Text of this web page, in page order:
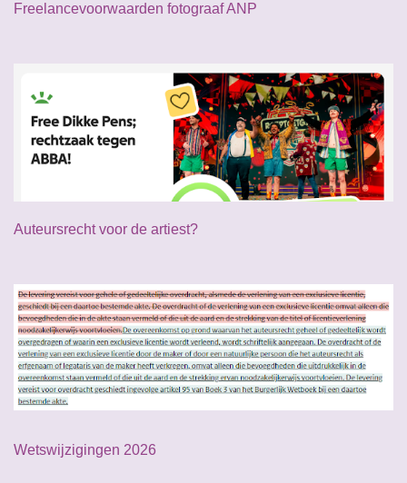
Freelancevoorwaarden fotograaf ANP
Auteursrecht voor de artiest?
Wetswijzigingen 2026